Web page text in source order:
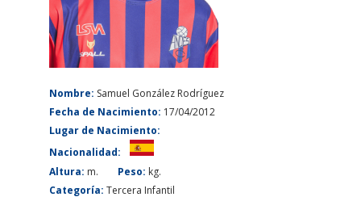
Nombre: Samuel González Rodríguez
Fecha de Nacimiento: 17/04/2012
Lugar de Nacimiento:
Nacionalidad:
Altura: m. Peso: kg.
Categoría:Tercera Infantil